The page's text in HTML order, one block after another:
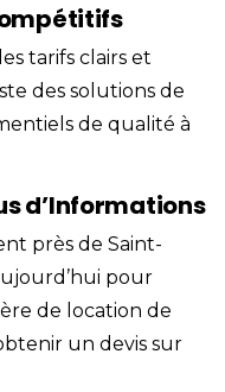
tarifs clairs et
des solutions de
de qualité à
d’Informations
près de Saint-
pour
de location de
un devis sur